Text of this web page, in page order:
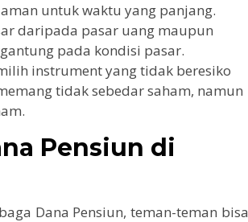
untuk waktu yang panjang.
daripada pasar uang maupun
pada kondisi pasar.
instrument yang tidak beresiko
tidak sebedar saham, namun
Pensiun di
Dana Pensiun, teman-teman bisa